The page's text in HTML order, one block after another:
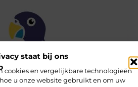
staat bij ons
cookies en vergelijkbare technologieën
u onze website gebruikt en om uw
een meer in Tsjechië
dag